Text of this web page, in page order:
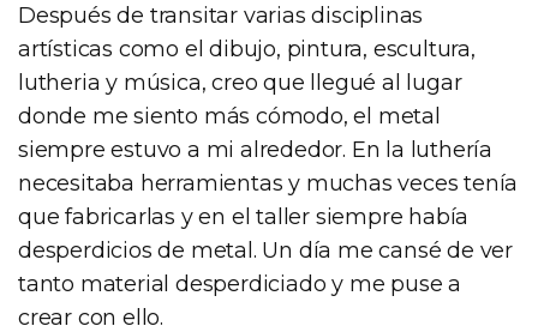
Después de transitar varias disciplinas
artísticas como el dibujo, pintura, escultura,
lutheria y música, creo que llegué al lugar
donde me siento más cómodo, el metal
siempre estuvo a mi alrededor. En la luthería
necesitaba herramientas y muchas veces tenía
que fabricarlas y en el taller siempre había
desperdicios de metal. Un día me cansé de ver
tanto material desperdiciado y me puse a
crear con ello.